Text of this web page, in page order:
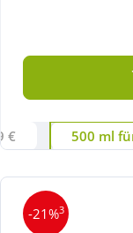
Wellness
€ 500 ml
-21%3